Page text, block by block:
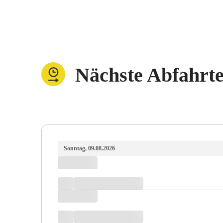
Nächste
Sonntag, 09.08.2026